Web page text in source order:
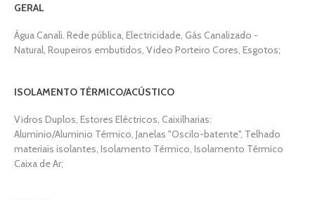
GERAL
Água Canali. Rede pública, Electricidade, Gás Canalizado -
Natural, Roupeiros embutidos, Video Porteiro Cores, Esgotos;
ISOLAMENTO TÉRMICO/ACÚSTICO
Vidros Duplos, Estores Eléctricos, Caixilharias:
Aluminio/Aluminio Térmico, Janelas "Oscilo-batente", Telhado
materiais isolantes, Isolamento Térmico, Isolamento Térmico
Caixa de Ar;